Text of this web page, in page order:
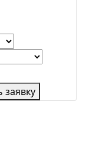
заявку